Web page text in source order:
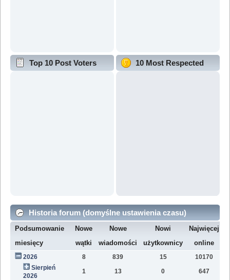
Top 10 Post Voters 10 Most Respected
Historia forum (domyślne ustawienia czasu)
Podsumowanie
miesięcy
Nowe
wątki
Nowe
wiadomości
Nowi
użytkownicy
Najwięcej
online
2026 8 839 15 10170
Sierpień
2026
1 13 0 647